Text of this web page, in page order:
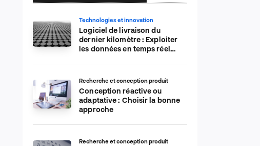
Technologies et innovation
Logiciel de livraison du
dernier kilomètre : Exploiter
les données en temps réel
Recherche et conception produit
Conception réactive ou
adaptative : Choisir la bonne
approche
Recherche et conception produit